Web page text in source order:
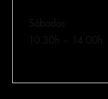
Sábados:
10.30h – 14.00h